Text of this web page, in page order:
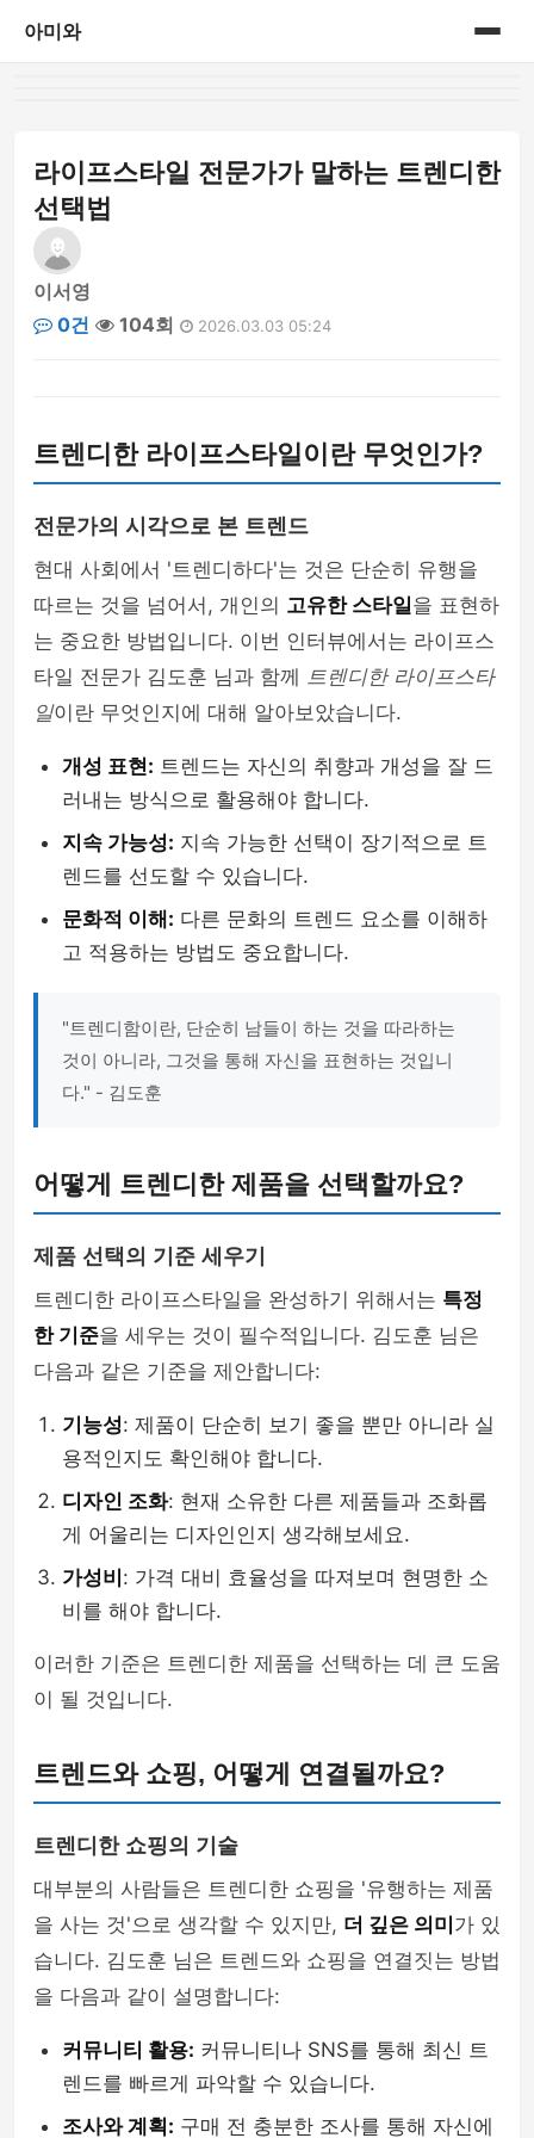
아미와
라이프스타일 전문가가 말하는 트렌디한
선택법
이서영
0건
104회 2026.03.03 05:24
트렌디한 라이프스타일이란 무엇인가?
전문가의 시각으로 본 트렌드
현대 사회에서 '트렌디하다'는 것은 단순히 유행을
따르는 것을 넘어서, 개인의 고유한 스타일을 표현하
는 중요한 방법입니다. 이번 인터뷰에서는 라이프스
타일 전문가 김도훈 님과 함께 트렌디한 라이프스타
일이란 무엇인지에 대해 알아보았습니다.
개성 표현: 트렌드는 자신의 취향과 개성을 잘 드
러내는 방식으로 활용해야 합니다.
지속 가능성: 지속 가능한 선택이 장기적으로 트
렌드를 선도할 수 있습니다.
문화적 이해: 다른 문화의 트렌드 요소를 이해하
고 적용하는 방법도 중요합니다.
"트렌디함이란, 단순히 남들이 하는 것을 따라하는
것이 아니라, 그것을 통해 자신을 표현하는 것입니
다." - 김도훈
어떻게 트렌디한 제품을 선택할까요?
제품 선택의 기준 세우기
트렌디한 라이프스타일을 완성하기 위해서는 특정
한 기준을 세우는 것이 필수적입니다. 김도훈 님은
다음과 같은 기준을 제안합니다:
기능성: 제품이 단순히 보기 좋을 뿐만 아니라 실
용적인지도 확인해야 합니다.
디자인 조화: 현재 소유한 다른 제품들과 조화롭
게 어울리는 디자인인지 생각해보세요.
가성비 : 가격 대비 효율성을 따져보며 현명한 소
비를 해야 합니다.
이러한 기준은 트렌디한 제품을 선택하는 데 큰 도움
이 될 것입니다.
트렌드와 쇼핑, 어떻게 연결될까요?
트렌디한 쇼핑의 기술
대부분의 사람들은 트렌디한 쇼핑을 '유행하는 제품
을 사는 것'으로 생각할 수 있지만, 더 깊은 의미 가 있
습니다. 김도훈 님은 트렌드와 쇼핑을 연결짓는 방법
을 다음과 같이 설명합니다:
커뮤니티 활용: 커뮤니티나 SNS를 통해 최신 트
렌드를 빠르게 파악할 수 있습니다.
조사와 계획: 구매 전 충분한 조사를 통해 자신에